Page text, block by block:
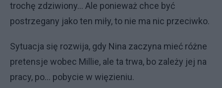
trochę zdziwiony... Ale ponieważ chce być
postrzegany jako ten miły, to nie ma nic przeciwko.
Sytuacja się rozwija, gdy Nina zaczyna mieć różne
pretensje wobec Millie, ale ta trwa, bo zależy jej na
pracy, po... pobycie w więzieniu.